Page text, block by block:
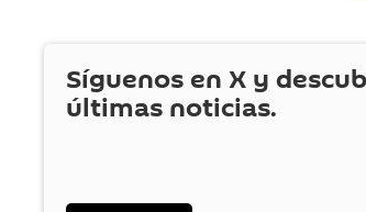
Síguenos en X y
últimas noticias.